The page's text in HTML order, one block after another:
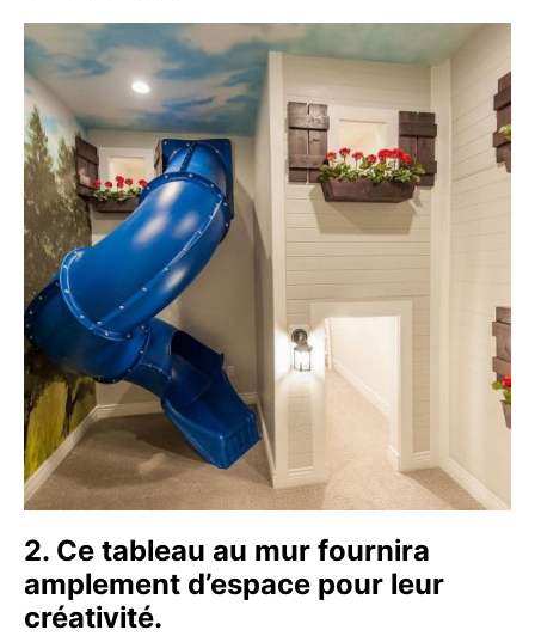
2. Ce tableau au mur fournira
amplement d’espace pour leur
créativité.